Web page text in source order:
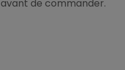
avant de commander.